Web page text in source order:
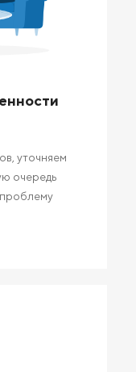
уточняем
очередь
проблему